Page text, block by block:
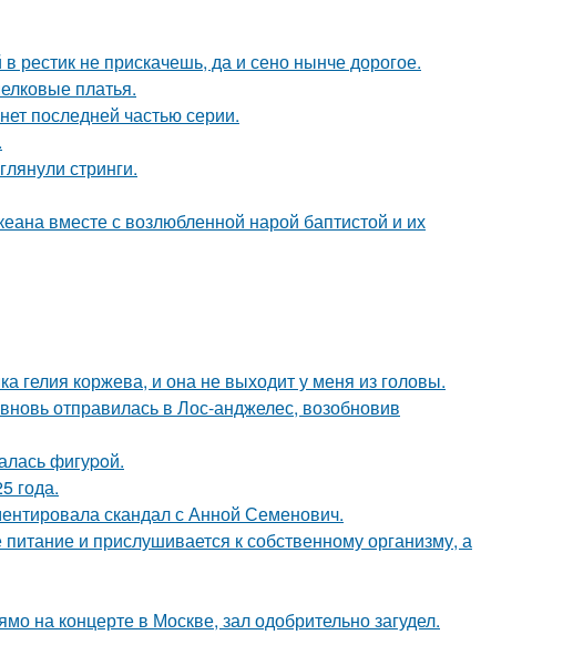
рестик не прискачешь, да и сено нынче дорогое.
платья.
последней частью серии.
стринги.
вместе с возлюбленной нарой баптистой и их
гелия коржева, и она не выходит у меня из головы.
отправилась в Лос-анджелес, возобновив
фигуpoй.
года.
скандал с Анной Семенович.
и прислушивается к собственному организму, а
на концерте в Москве, зал одобрительно загудел.